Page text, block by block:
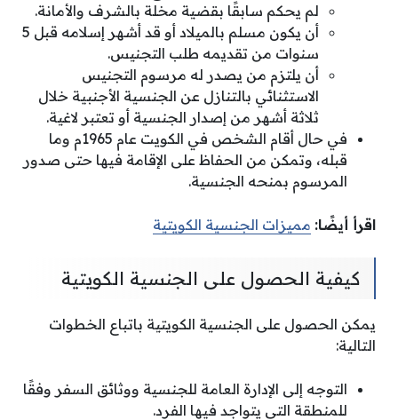
لم يحكم سابقًا بقضية مخلة بالشرف والأمانة.
أن يكون مسلم بالميلاد أو قد أشهر إسلامه قبل 5
سنوات من تقديمه طلب التجنيس.
أن يلتزم من يصدر له مرسوم التجنيس
الاستثنائي بالتنازل عن الجنسية الأجنبية خلال
ثلاثة أشهر من إصدار الجنسية أو تعتبر لاغية.
في حال أقام الشخص في الكويت عام 1965م وما
قبله، وتمكن من الحفاظ على الإقامة فيها حتى صدور
المرسوم بمنحه الجنسية.
اقرأ أيضًا: مميزات الجنسية الكويتية
كيفية الحصول على الجنسية الكويتية
يمكن الحصول على الجنسية الكويتية باتباع الخطوات
التالية:
التوجه إلى الإدارة العامة للجنسية ووثائق السفر وفقًا
للمنطقة التي يتواجد فيها الفرد.